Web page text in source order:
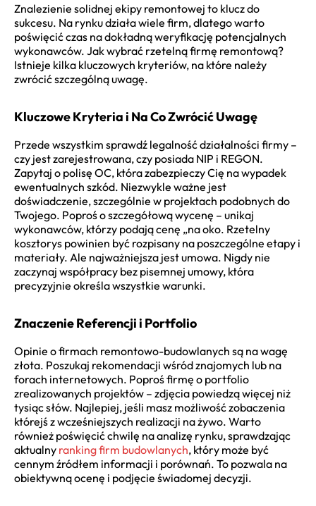
Znalezienie solidnej ekipy remontowej to klucz do
sukcesu. Na rynku działa wiele firm, dlatego warto
poświęcić czas na dokładną weryfikację potencjalnych
wykonawców. Jak wybrać rzetelną firmę remontową?
Istnieje kilka kluczowych kryteriów, na które należy
zwrócić szczególną uwagę.
Kluczowe Kryteria i Na Co Zwrócić Uwagę
Przede wszystkim sprawdź legalność działalności firmy –
czy jest zarejestrowana, czy posiada NIP i REGON.
Zapytaj o polisę OC, która zabezpieczy Cię na wypadek
ewentualnych szkód. Niezwykle ważne jest
doświadczenie, szczególnie w projektach podobnych do
Twojego. Poproś o szczegółową wycenę – unikaj
wykonawców, którzy podają cenę „na oko. Rzetelny
kosztorys powinien być rozpisany na poszczególne etapy i
materiały. Ale najważniejsza jest umowa. Nigdy nie
zaczynaj współpracy bez pisemnej umowy, która
precyzyjnie określa wszystkie warunki.
Znaczenie Referencji i Portfolio
Opinie o firmach remontowo-budowlanych są na wagę
złota. Poszukaj rekomendacji wśród znajomych lub na
forach internetowych. Poproś firmę o portfolio
zrealizowanych projektów – zdjęcia powiedzą więcej niż
tysiąc słów. Najlepiej, jeśli masz możliwość zobaczenia
którejś z wcześniejszych realizacji na żywo. Warto
również poświęcić chwilę na analizę rynku, sprawdzając
aktualny ranking firm budowlanych, który może być
cennym źródłem informacji i porównań. To pozwala na
obiektywną ocenę i podjęcie świadomej decyzji.